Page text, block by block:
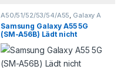
A50/51/52/53/54/A55, Galaxy A
Serie Samsung Smartphone
Reparatur
Samsung Galaxy A55 5G
(SM-A56B) Lädt nicht